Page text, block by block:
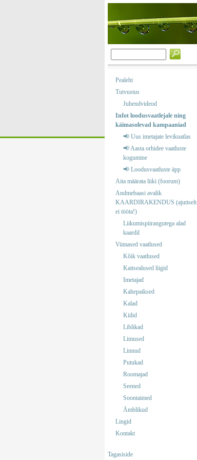
Pealeht
Tutvustus
Juhendvideod
Infot loodusvaatlejale ning
käimasolevad kampaaniad
📢 Uus imetajate levikuatlas
📢 Aasta orhidee vaatluste
kogumine
📢 Loodusvaatluste äpp
Aita määrata liiki (foorum)
Andmebaasi avalik
KAARDIRAKENDUS (ajutiselt
ei tööta!)
Liikumispiirangutega alad
kaardil
Viimased vaatlused
Kõik vaatlused
Kaitsealused liigid
Imetajad
Kahepaiksed
Kalad
Kiilid
Liblikad
Limused
Linnud
Putukad
Roomajad
Seened
Soontaimed
Ämblikud
Lingid
Kontakt
Tagasiside